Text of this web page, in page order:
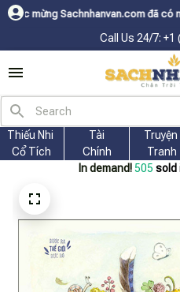
Sachnhanvan.com đã có mặt hơn
Call Us 24/7:
Thiếu Nhi
Cổ Tích
Tài
Chính
Truyện
Tranh
In demand! 505 sold